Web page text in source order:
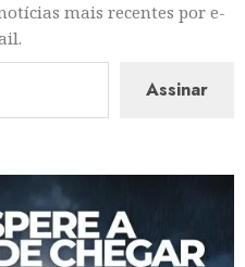
mais recentes por e-
Assinar